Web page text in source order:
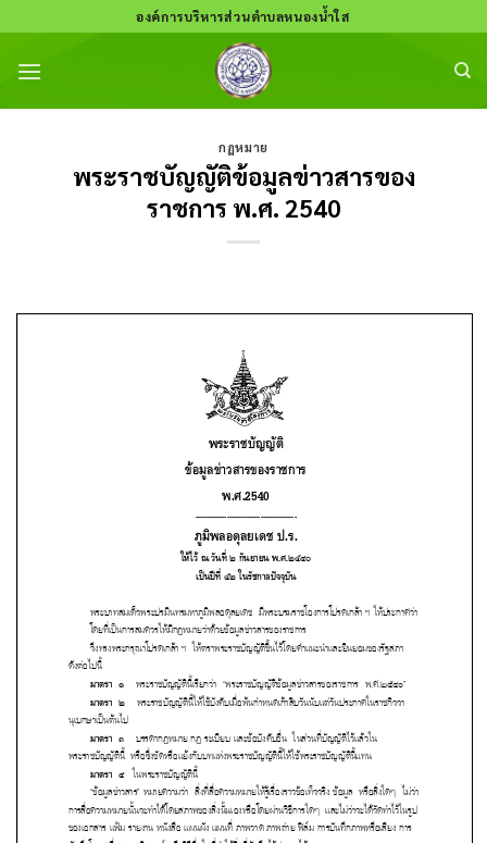
to
content
องค์การบริหารส่วนตำบลหนองน้ำใส
กฏหมาย
พระราชบัญญัติข้อมูลข่าวสารของ
ราชการ พ.ศ. 2540